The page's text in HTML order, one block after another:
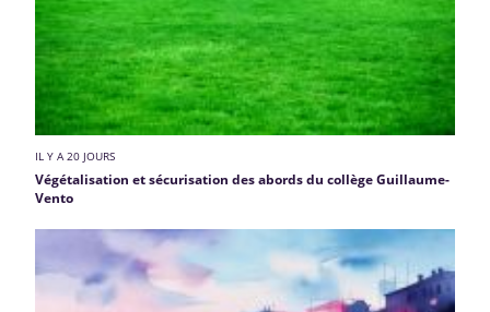
IL Y A 20 JOURS
Végétalisation et sécurisation des abords du collège Guillaume-
Vento